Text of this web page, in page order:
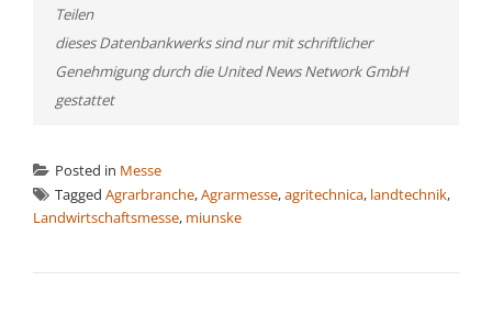
Teilen
dieses Datenbankwerks sind nur mit schriftlicher
Genehmigung durch die United News Network GmbH
gestattet
Posted in Messe
Tagged Agrarbranche,Agrarmesse,agritechnica, landtechnik,
Landwirtschaftsmesse, miunske